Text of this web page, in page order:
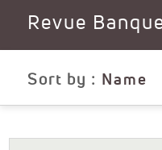
Revue
Sort by : Name